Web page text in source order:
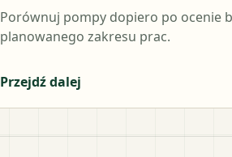
Porównuj pompy dopiero po ocenie
planowanego zakresu prac.
Przejdź dalej